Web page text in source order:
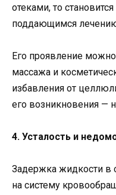
отеками, то
поддающимся
Его проявление
массажа и
избавления от
его возникновения —
4. Усталость и
Задержка жидкости в
на систему